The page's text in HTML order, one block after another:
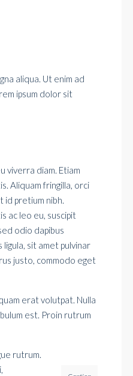
aliqua. Ut enim ad
ipsum dolor sit
viverra diam. Etiam
Aliquam fringilla, orci
id pretium nibh.
ac leo eu, suscipit
odio dapibus
sit amet pulvinar
justo, commodo eget
erat volutpat. Nulla
est. Proin rutrum
rutrum.